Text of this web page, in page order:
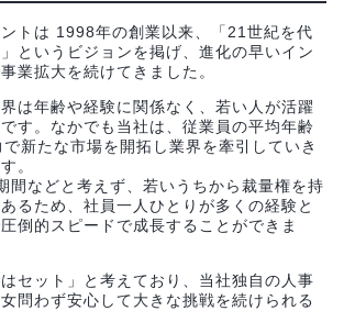
トは 1998年の創業以来、「21世紀を代
というビジョンを掲げ、進化の早いイン
業拡大を続けてきました。
は年齢や経験に関係なく、若い人が活躍
す。なかでも当社は、従業員の平均年齢
新たな市場を開拓し業界を牽引していき
。
間などと考えず、若いうちから裁量権を持
るため、社員一人ひとりが多くの経験と
倒的スピードで成長することができま
セット」と考えており、当社独自の人事
問わず安心して大きな挑戦を続けられる